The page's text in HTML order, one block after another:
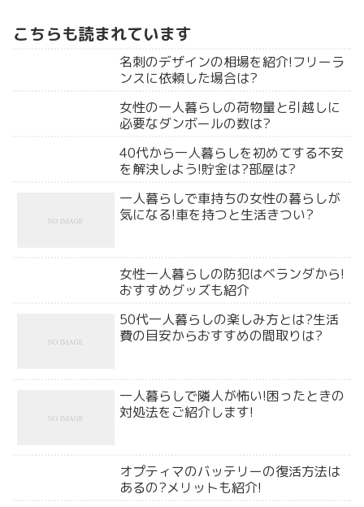
こちらも読まれています
名刺のデザインの相場を紹介!フリーラ
ンスに依頼した場合は?
女性の一人暮らしの荷物量と引越しに
必要なダンボールの数は?
40代から一人暮らしを初めてする不安
を解決しよう!貯金は?部屋は?
一人暮らしで車持ちの女性の暮らしが
気になる!車を持つと生活きつい?
女性一人暮らしの防犯はベランダから!
おすすめグッズも紹介
50代一人暮らしの楽しみ方とは?生活
費の目安からおすすめの間取りは?
一人暮らしで隣人が怖い!困ったときの
対処法をご紹介します!
オプティマのバッテリーの復活方法は
あるの?メリットも紹介!